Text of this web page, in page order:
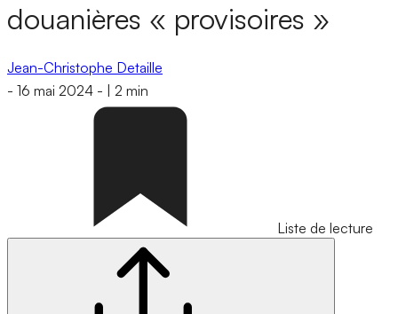
douanières « provisoires »
Jean-Christophe Detaille
- 16 mai 2024 - 2 min
Liste de lecture